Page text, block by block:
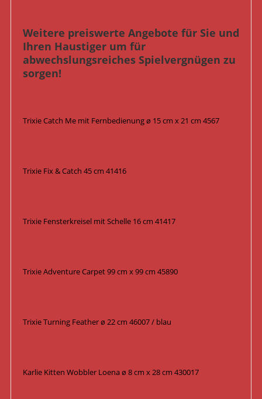
Weitere preiswerte Angebote für Sie und
Ihren Haustiger um für
abwechslungsreiches Spielvergnügen zu
sorgen!
Trixie Catch Me mit Fernbedienung ø 15 cm x 21 cm 4567
Trixie Fix & Catch 45 cm 41416
Trixie Fensterkreisel mit Schelle 16 cm 41417
Trixie Adventure Carpet 99 cm x 99 cm 45890
Trixie Turning Feather ø 22 cm 46007 / blau
Karlie Kitten Wobbler Loena ø 8 cm x 28 cm 430017